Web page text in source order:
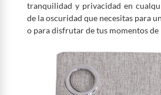
tranquilidad y privacidad en
de la oscuridad que necesitas para
o para disfrutar de tus momentos de